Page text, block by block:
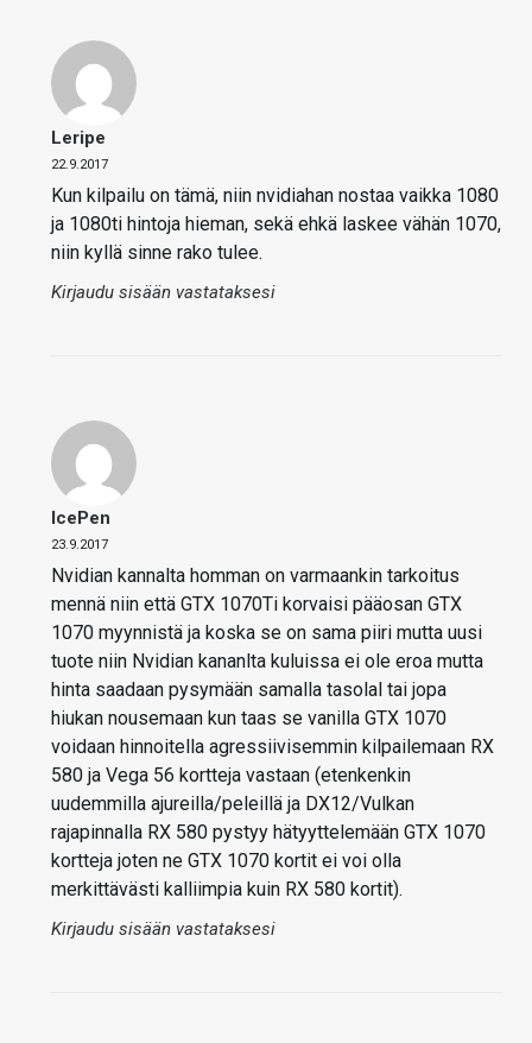
Leripe
22.9.2017
Kun kilpailu on tämä, niin nvidiahan nostaa vaikka 1080
ja 1080ti hintoja hieman, sekä ehkä laskee vähän 1070,
niin kyllä sinne rako tulee.
Kirjaudu sisään vastataksesi
IcePen
23.9.2017
Nvidian kannalta homman on varmaankin tarkoitus
mennä niin että GTX 1070Ti korvaisi pääosan GTX
1070 myynnistä ja koska se on sama piiri mutta uusi
tuote niin Nvidian kananlta kuluissa ei ole eroa mutta
hinta saadaan pysymään samalla tasolal tai jopa
hiukan nousemaan kun taas se vanilla GTX 1070
voidaan hinnoitella agressiivisemmin kilpailemaan RX
580 ja Vega 56 kortteja vastaan (etenkenkin
uudemmilla ajureilla/peleillä ja DX12/Vulkan
rajapinnalla RX 580 pystyy hätyyttelemään GTX 1070
kortteja joten ne GTX 1070 kortit ei voi olla
merkittävästi kalliimpia kuin RX 580 kortit).
Kirjaudu sisään vastataksesi